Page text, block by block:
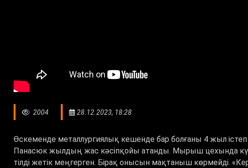
2004 28.12.2023, 18:28
Өскеменде металлургиялық кешенде бар болғаны 4 жыл
Панасюк жылдың жас кәсіпқойы атанды. Мырыш цехында
тілді жетік меңгерген. Бірақ онысын мақтаныш көрмейді.